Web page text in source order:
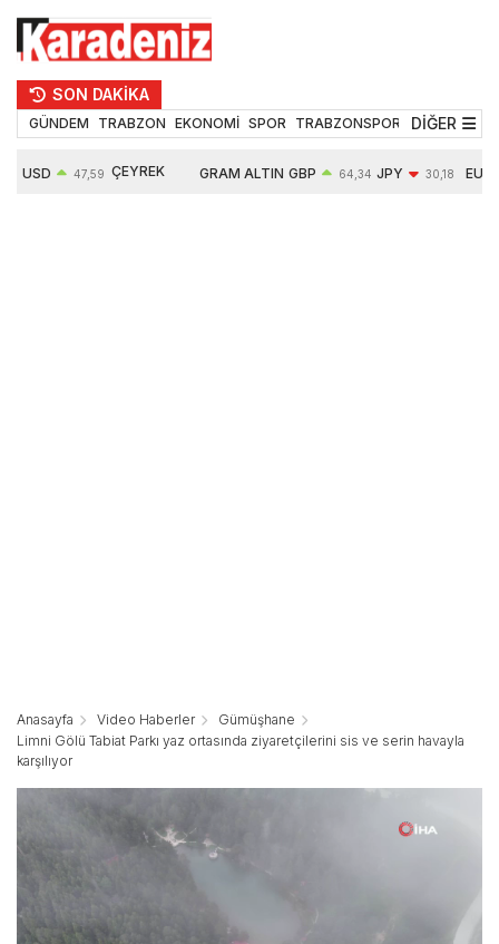
SON DAKİKA
GÜNDEM TRABZON EKONOMİ SPOR TRABZONSPOR TEKNOLOJİ
DİĞER
USD 47,59 ÇEYREK GRAM ALTIN GBP 64,34 JPY 30,18 EUR
Anasayfa Video Haberler
Gümüşhane
Limni Gölü Tabiat Parkı yaz ortasında ziyaretçilerini sis ve serin havayla
karşılıyor